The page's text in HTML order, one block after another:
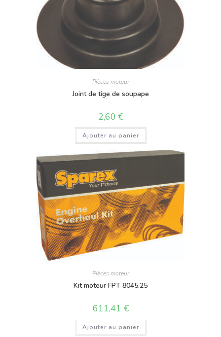
Pièces moteur
Joint de tige de soupape
2,60 €
Ajouter au panier
Pièces moteur
Kit moteur FPT 8045.25
611,41 €
Ajouter au panier